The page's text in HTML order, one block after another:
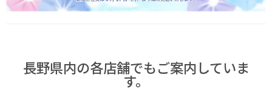
長野県内の各店舗でもご案内していま
す。